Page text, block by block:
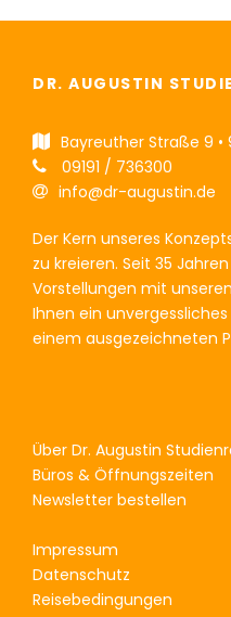
DR. AUGUSTIN
Bayreuther Straße 9 •
09191 / 736300
info@dr-augustin.de
Der Kern unseres
zu kreieren. Seit 35
Vorstellungen mit
Ihnen ein
einem ausgezeichneten
Über Dr. Augustin
Büros & Öffnungszeiten
Newsletter bestellen
Impressum
Datenschutz
Reisebedingungen